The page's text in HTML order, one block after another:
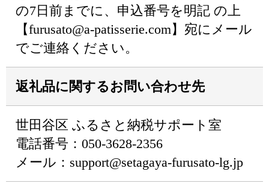
の7日前までに、申込番号を明記 の上
【furusato@a-patisserie.com】宛にメール
でご連絡ください。
返礼品に関するお問い合わせ先
世田谷区 ふるさと納税サポート室
電話番号：050-3628-2356
メール：support@setagaya-furusato-lg.jp